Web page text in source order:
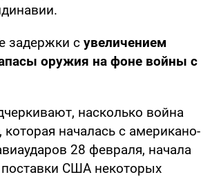
задержки с увеличением
оружия на фоне войны с
насколько война
началась с американо-
28 февраля, начала
поставки США некоторых